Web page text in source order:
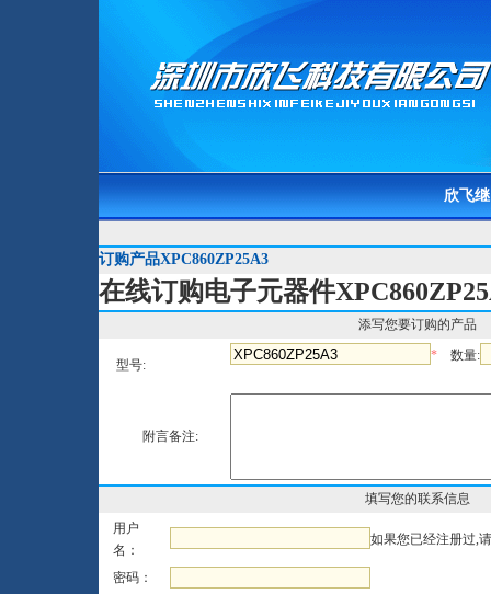
欣飞
订购产品XPC860ZP25A3
在线订购电子元器件
添写您要订购的产品
型号:
* 数量:
附言备注:
填写您的联系信息
用户
名：
如果您已经注册过,
密码：